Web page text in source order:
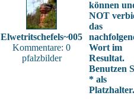
Elwetritschefels~005
Kommentare: 0
pfalzbilder
können
NOT
das
Wort im
Resultat.
Benutzen
* als
Platzhalter.